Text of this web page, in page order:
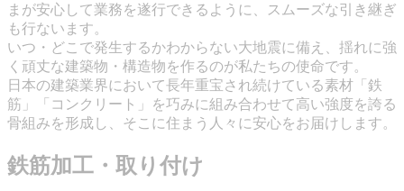
まが安心して業務を遂行できるように、スムーズな引き継ぎ
も行ないます。
いつ・どこで発生するかわからない大地震に備え、揺れに強
く頑丈な建築物・構造物を作るのが私たちの使命です。
日本の建築業界において長年重宝され続けている素材「鉄
筋」「コンクリート」を巧みに組み合わせて高い強度を誇る
骨組みを形成し、そこに住まう人々に安心をお届けします。
鉄筋加工・取り付け